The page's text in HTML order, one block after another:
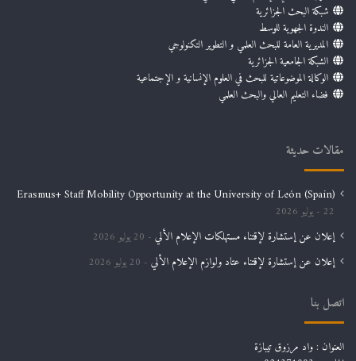
شبكة البحث الجزائرية
الندوة الجهوية للوسط
المديرية العامة للبحث العلمي و التطوير التكنولوجي
الشبكة الجامعية الجزائرية
الوكالة الموضوعاتية للبحث في العلوم الإنسانية و الإجتماعية
فضاء التعليم العالي والبحث العلمي
مقالات حديثة
Erasmus+ Staff Mobility Opportunity at the University of León (Spain)
22 يوليو 2026
إعلان عن إستشارة لإقتناء مستهلكات الإعلام الألي 20 يوليو 2026
إعلان عن إستشارة لإقتناء عتاد ولوازم الإعلام الألي 20 يوليو 2026
اتصل بنا
العنوان : واد مرزوق تيبازة